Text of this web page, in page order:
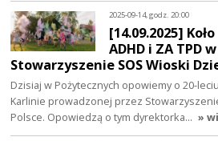
2025-09-14, godz. 20:00
[14.09.2025]
ADHD i ZA TPD
Stowarzyszenie SOS Wioski
Dzisiaj w Pożytecznych opowiemy o 20-
Karlinie prowadzonej przez
Polsce. Opowiedzą o tym dyrektorka… »